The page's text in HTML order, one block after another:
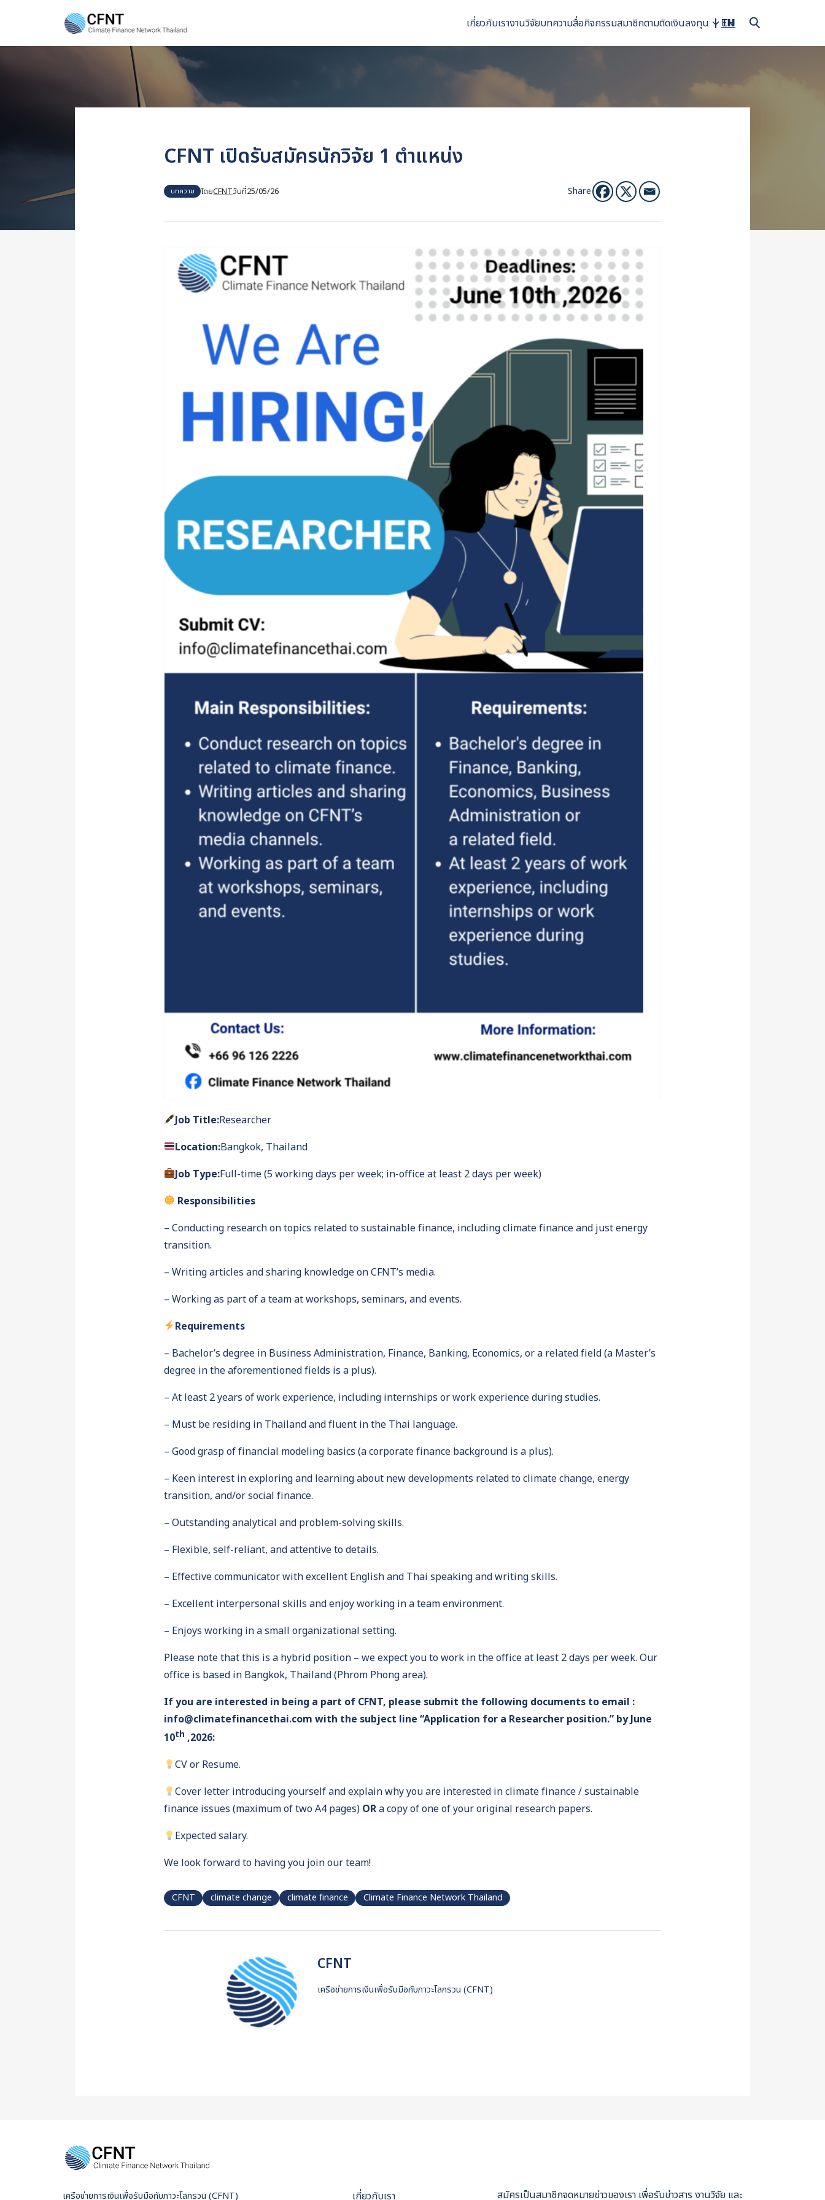
เกี่ยวกับเรางานวิจัยบทความสื่อกิจกรรมสมาชิกตามติดเงินลงทุน EN
TH
CFNT เปิดรับสมัครนักวิจัย 1 ตำแหน่ง
บทความ โดยCFNTวันที่25/05/26 Share
Job Title:Researcher
Location:Bangkok, Thailand
Job Type:Full-time (5 working days per week; in-office at least 2 days per week)
Responsibilities
– Conducting research on topics related to sustainable finance, including climate finance and just energy
transition.
– Writing articles and sharing knowledge on CFNT’s media.
– Working as part of a team at workshops, seminars, and events.
Requirements
– Bachelor’s degree in Business Administration, Finance, Banking, Economics, or a related field (a Master’s
degree in the aforementioned fields is a plus).
– At least 2 years of work experience, including internships or work experience during studies.
– Must be residing in Thailand and fluent in the Thai language.
– Good grasp of financial modeling basics (a corporate finance background is a plus).
– Keen interest in exploring and learning about new developments related to climate change, energy
transition, and/or social finance.
– Outstanding analytical and problem-solving skills.
– Flexible, self-reliant, and attentive to details.
– Effective communicator with excellent English and Thai speaking and writing skills.
– Excellent interpersonal skills and enjoy working in a team environment.
– Enjoys working in a small organizational setting.
Please note that this is a hybrid position – we expect you to work in the office at least 2 days per week. Our
office is based in Bangkok, Thailand (Phrom Phong area).
If you are interested in being a part of CFNT, please submit the following documents to email :
info@climatefinancethai.com with the subject line “Application for a Researcher position.” by June
10th ,2026:
CV or Resume.
Cover letter introducing yourself and explain why you are interested in climate finance / sustainable
finance issues (maximum of two A4 pages) ORa copy of one of your original research papers.
Expected salary.
We look forward to having you join our team!
CFNT climate change climate finance Climate Finance Network Thailand
CFNT
เครือข่ายการเงินเพื่อรับมือกับภาวะโลกรวน (CFNT)
เครือข่ายการเงินเพื่อรับมือกับภาวะโลกรวน (CFNT) เกี่ยวกับเรา สมัครเป็นสมาชิกจดหมายข่าวของเรา เพื่อรับข่าวสาร งานวิจัย และ